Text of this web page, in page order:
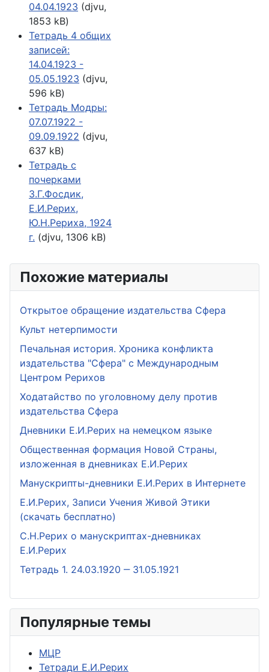
04.04.1923 (djvu,
1853 kB)
Тетрадь 4 общих
записей:
14.04.1923 -
05.05.1923 (djvu,
596 kB)
Тетрадь Модры:
07.07.1922 -
09.09.1922 (djvu,
637 kB)
Тетрадь с
почерками
З.Г.Фосдик,
Е.И.Рерих,
Ю.Н.Рериха, 1924
г. (djvu, 1306 kB)
Похожие материалы
Открытое обращение издательства Сфера
Культ нетерпимости
Печальная история. Хроника конфликта
издательства "Сфера" с Международным
Центром Рерихов
Ходатайство по уголовному делу против
издательства Сфера
Дневники Е.И.Рерих на немецком языке
Общественная формация Новой Страны,
изложенная в дневниках Е.И.Рерих
Манускрипты-дневники Е.И.Рерих в Интернете
Е.И.Рерих, Записи Учения Живой Этики
(скачать бесплатно)
С.Н.Рерих о манускриптах-дневниках
Е.И.Рерих
Тетрадь 1. 24.03.1920 ‒ 31.05.1921
Популярные темы
МЦР
Тетради Е.И.Рерих